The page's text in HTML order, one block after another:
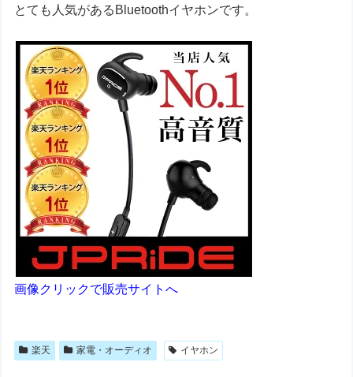
とても人気があるBluetoothイヤホンです。
画像クリックで販売サイトへ
楽天 家電・オーディオ イヤホン